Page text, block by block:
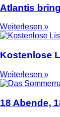
Atlantis
Weiterlesen »
Kostenlose
Weiterlesen »
18 Abende,